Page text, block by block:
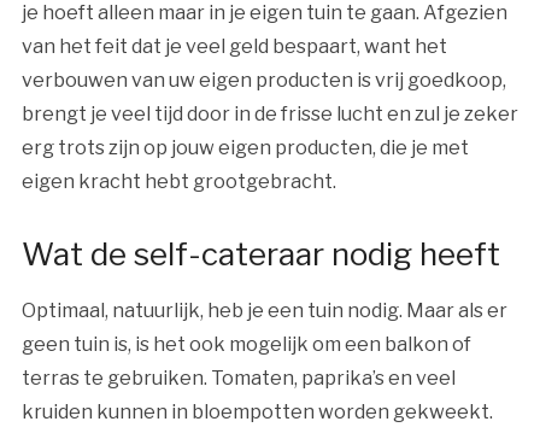
je hoeft alleen maar in je eigen tuin te gaan. Afgezien
van het feit dat je veel geld bespaart, want het
verbouwen van uw eigen producten is vrij goedkoop,
brengt je veel tijd door in de frisse lucht en zul je zeker
erg trots zijn op jouw eigen producten, die je met
eigen kracht hebt grootgebracht.
Wat de self-cateraar nodig heeft
Optimaal, natuurlijk, heb je een tuin nodig. Maar als er
geen tuin is, is het ook mogelijk om een balkon of
terras te gebruiken. Tomaten, paprika’s en veel
kruiden kunnen in bloempotten worden gekweekt.